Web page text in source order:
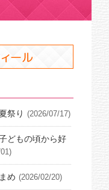
祭り (2026/07/17)
どもの頃から好
め (2026/02/20)